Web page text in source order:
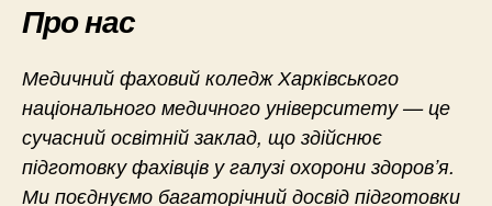
Про нас
Медичний фаховий коледж Харківського
національного медичного університету — це
сучасний освітній заклад, що здійснює
підготовку фахівців у галузі охорони здоров’я.
Ми поєднуємо багаторічний досвід підготовки